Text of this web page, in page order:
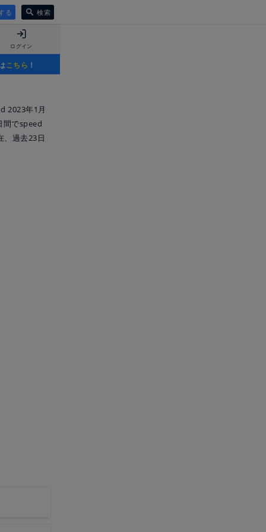
る 検索
ログイン
こちら ！
2023年1月
間でspeed
過去23日